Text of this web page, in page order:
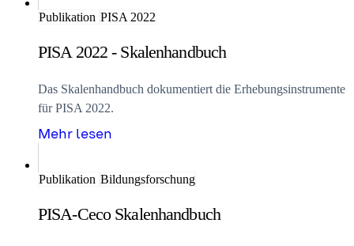
Publikation PISA 2022
PISA 2022 - Skalenhandbuch
Das Skalenhandbuch dokumentiert die Erhebungsinstrumente
für PISA 2022.
Mehr lesen
Publikation Bildungsforschung
PISA-Ceco Skalenhandbuch